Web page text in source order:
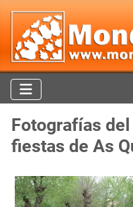
Fotografías
fiestas de As